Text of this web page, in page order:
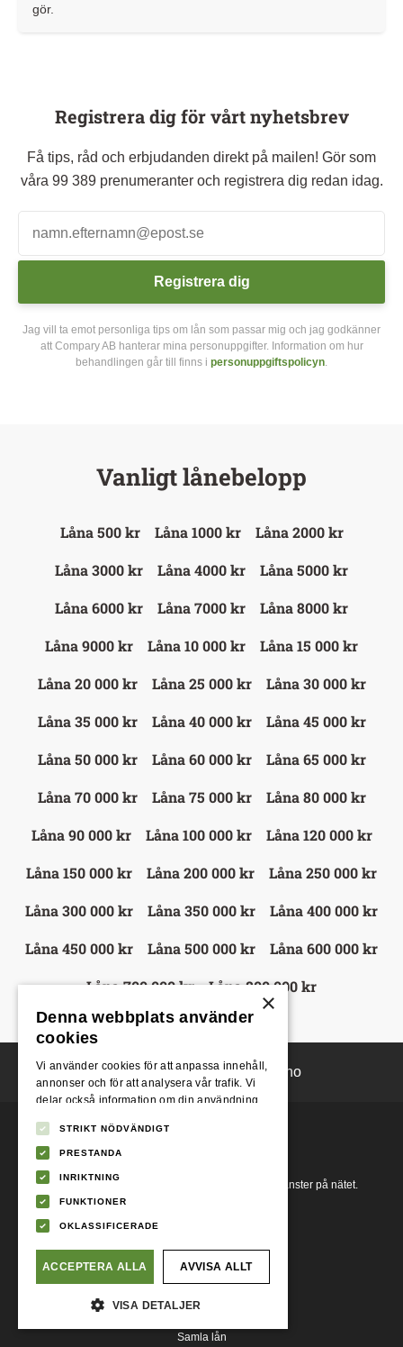
gör.
Registrera dig för vårt nyhetsbrev
Få tips, råd och erbjudanden direkt på mailen! Gör som
våra 99 389 prenumeranter och registrera dig redan idag.
Registrera dig
Jag vill ta emot personliga tips om lån som passar mig och jag godkänner
att Compary AB hanterar mina personuppgifter. Information om hur
behandlingen går till finns i personuppgiftspolicyn
Vanligt lånebelopp
Låna 500 kr Låna 1000 kr
Låna 2000 kr
Låna 3000 kr
Låna 4000 kr
Låna 5000 kr
Låna 6000 kr
Låna 7000 kr
Låna 8000 kr
Låna 9000 kr
Låna 10 000 kr
Låna 15 000 kr
Låna 20 000 kr
Låna 25 000 kr
Låna 30 000 kr
Låna 35 000 kr
Låna 40 000 kr
Låna 45 000 kr
Låna 50 000 kr
Låna 60 000 kr
Låna 65 000 kr
Låna 70 000 kr
Låna 75 000 kr
Låna 80 000 kr
Låna 90 000 kr
Låna 100 000 kr
Låna 120 000 kr
Låna 150 000 kr
Låna 200 000 kr
Låna 250 000 kr
Låna 300 000 kr
Låna 350 000 kr
Låna 400 000 kr
Låna 450 000 kr
Låna 500 000 kr
Låna 600 000 kr
Låna 700 000 kr
Låna 800 000 kr
Lånen.se Lånene.no
© 2018-2026
Compary AB tillhandahåller ett flertal jämförelsetjänster på nätet.
Låneförmedlare
Samla lån
×
Denna webbplats använder
cookies
Vi använder cookies för att anpassa innehåll,
annonser och för att analysera vår trafik. Vi
delar också information om din användning
analyspartners som kan kombinera den med
annan information som du har tillhandahållit
dem eller som de har samlat in från din
användning av deras tjänster.
Integritetspolicy
STRIKT NÖDVÄNDIGT
PRESTANDA
INRIKTNING
FUNKTIONER
OKLASSIFICERADE
ACCEPTERA ALLA AVVISA ALLT
VISA DETALJER